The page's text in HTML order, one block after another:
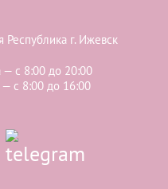
Республика г. Ижевск
— с 8:00 до 20:00
— с 8:00 до 16:00